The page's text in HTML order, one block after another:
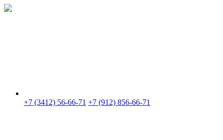
Skip
+7 (3412) 56-66-71 +7 (912) 856-66-71